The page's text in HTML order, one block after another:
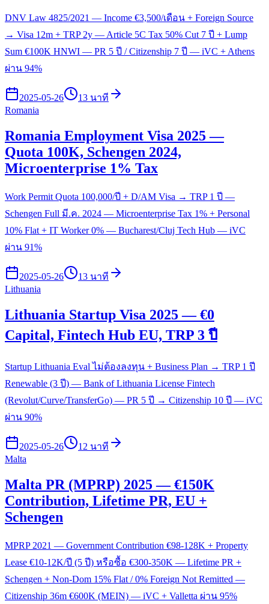
DNV Law 4825/2021 — Income €3,500/เดือน + Foreign Source
→ Visa 12m + TRP 2y — Article 5C Tax 50% Cut 7 ปี + Lump
Sum €100K HNWI — PR 5 ปี / Citizenship 7 ปี — iVC + Athens
ผ่าน 94%
2025-05-26
13 นาที
Romania
Romania Employment Visa 2025 —
Quota 100K, Schengen 2024,
Microenterprise 1% Tax
Work Permit Quota 100,000/ปี + D/AM Visa → TRP 1 ปี —
Schengen Full มี.ค. 2024 — Microenterprise Tax 1% + Personal
10% Flat + IT Worker 0% — Bucharest/Cluj Tech Hub — iVC
ผ่าน 91%
2025-05-26
13 นาที
Lithuania
Lithuania Startup Visa 2025 — €0
Capital, Fintech Hub EU, TRP 3 ปี
Startup Lithuania Eval ไม่ต้องลงทุน + Business Plan → TRP 1 ปี
Renewable (3 ปี) — Bank of Lithuania License Fintech
(Revolut/Curve/TransferGo) — PR 5 ปี → Citizenship 10 ปี — iVC
ผ่าน 90%
2025-05-26
12 นาที
Malta
Malta PR (MPRP) 2025 — €150K
Contribution, Lifetime PR, EU +
Schengen
MPRP 2021 — Government Contribution €98-128K + Property
Lease €10-12K/ปี (5 ปี) หรือซื้อ €300-350K — Lifetime PR +
Schengen + Non-Dom 15% Flat / 0% Foreign Not Remitted —
Citizenship 36m €600K (MEIN) — iVC + Valletta ผ่าน 95%